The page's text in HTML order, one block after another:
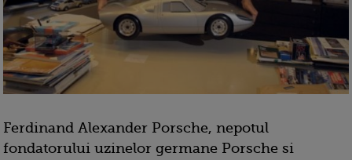
Ferdinand Alexander Porsche, nepotul
fondatorului uzinelor germane Porsche si